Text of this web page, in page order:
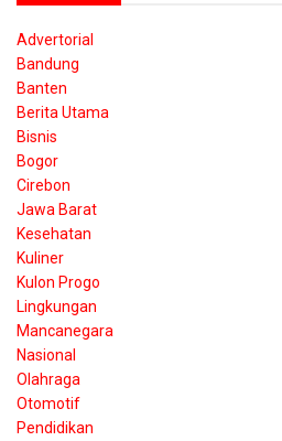
Advertorial
Bandung
Banten
Berita Utama
Bisnis
Bogor
Cirebon
Jawa Barat
Kesehatan
Kuliner
Kulon Progo
Lingkungan
Mancanegara
Nasional
Olahraga
Otomotif
Pendidikan